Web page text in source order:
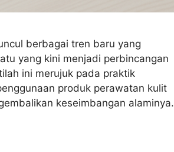
berbagai tren baru yang
yang kini menjadi perbincangan
ini merujuk pada praktik
produk perawatan kulit
keseimbangan alaminya.